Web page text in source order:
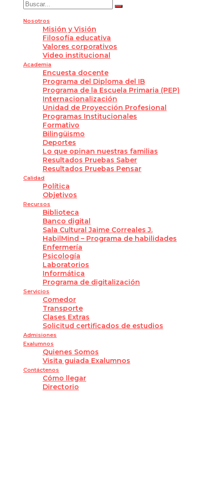
Nosotros
Misión y Visión
Filosofía educativa
Valores corporativos
Video institucional
Academia
Encuesta docente
Programa del Diploma del IB
Programa de la Escuela Primaria (PEP)
Internacionalización
Unidad de Proyección Profesional
Programas Institucionales
Formativo
Bilingüismo
Deportes
Lo que opinan nuestras familias
Resultados Pruebas Saber
Resultados Pruebas Pensar
Calidad
Política
Objetivos
Recursos
Biblioteca
Banco digital
Sala Cultural Jaime Correales J.
HabilMind – Programa de habilidades
Enfermería
Psicología
Laboratorios
Informática
Programa de digitalización
Servicios
Comedor
Transporte
Clases Extras
Solicitud certificados de estudios
Admisiones
Exalumnos
Quienes Somos
Visita guiada Exalumnos
Contáctenos
Cómo llegar
Directorio